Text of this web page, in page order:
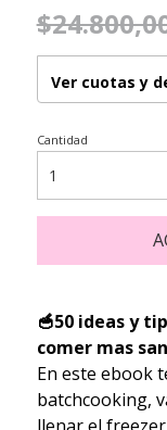
Ver cuotas y
Cantidad
🥣50 ideas y
comer mas
En este ebook
batchcooking,